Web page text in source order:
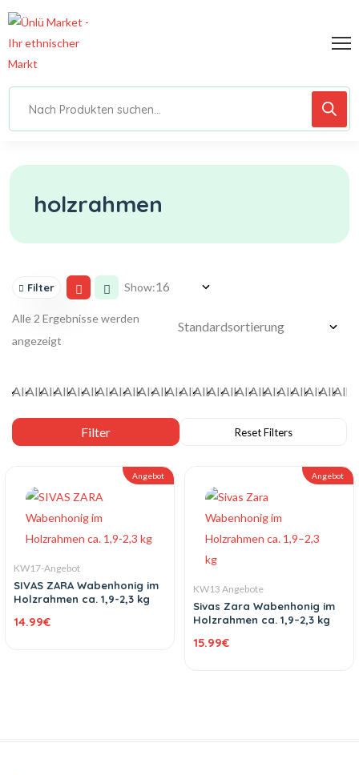
holzrahmen
Filter Show:
Alle 2 Ergebnisse werden
angezeigt
Angebot
KW17-Angebot
SIVAS ZARA Wabenhonig im
Holzrahmen ca. 1,9-2,3 kg
14.99€
Angebot
KW13 Angebote
Sivas Zara Wabenhonig im
Holzrahmen ca. 1,9–2,3 kg
15.99€